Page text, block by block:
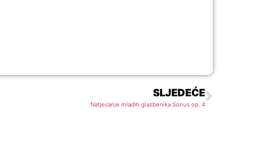
SLJEDEĆE
Natjecanje mladih glazbenika Sonus op. 4